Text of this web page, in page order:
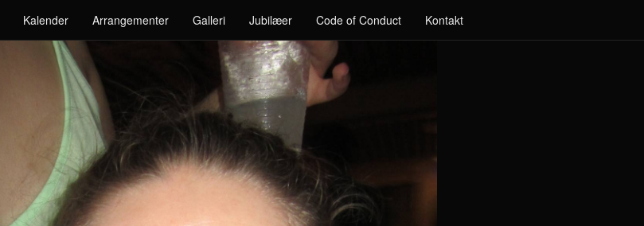
Kalender Arrangementer Galleri Jubilæer Code of Conduct Kontakt